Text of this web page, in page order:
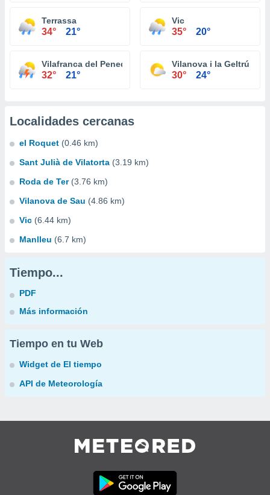
Terrassa
34° 21°
Vic
35° 20°
Vilafranca del Penedès
32° 21°
Vilanova i la Geltrú
30° 24°
Localidades cercanas
el Roquet (0.46 km)
Sant Julià de Vilatorta (3.19 km)
Roda de Ter (3.76 km)
Vilanova de Sau (4.86 km)
Vic (6.44 km)
Manlleu (6.7 km)
Tiempo...
PDF
Más información
Tiempo en tu Web
Widget de El tiempo
API de Meteorología